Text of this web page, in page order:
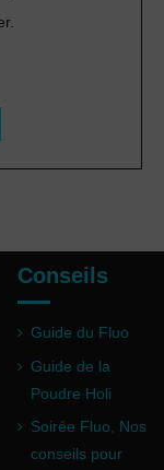
Conseils
Guide du Fluo
Guide de la
Poudre Holi
Soirée Fluo, Nos
conseils pour